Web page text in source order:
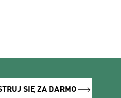
SIĘ ZA DARMO